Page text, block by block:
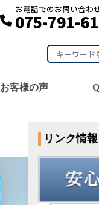
お電話でのお問い合わ
075-791-
お客様の声
リンク情